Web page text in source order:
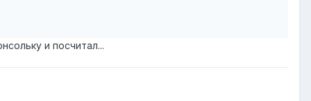
и посчитал...